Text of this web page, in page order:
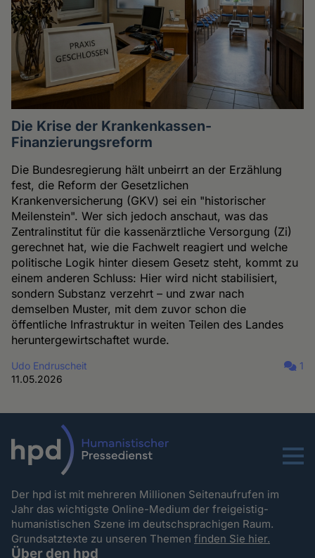
Die Krise der Krankenkassen-
Finanzierungsreform
Die Bundesregierung hält unbeirrt an der Erzählung
fest, die Reform der Gesetzlichen
Krankenversicherung (GKV) sei ein "historischer
Meilenstein". Wer sich jedoch anschaut, was das
Zentralinstitut für die kassenärztliche Versorgung (Zi)
gerechnet hat, wie die Fachwelt reagiert und welche
politische Logik hinter diesem Gesetz steht, kommt zu
einem anderen Schluss: Hier wird nicht stabilisiert,
sondern Substanz verzehrt – und zwar nach
demselben Muster, mit dem zuvor schon die
öffentliche Infrastruktur in weiten Teilen des Landes
heruntergewirtschaftet wurde.
Udo Endruscheit
11.05.2026
1
Menu
Der hpd ist mit mehreren Millionen Seitenaufrufen im
Jahr das wichtigste Online-Medium der freigeistig-
humanistischen Szene im deutschsprachigen Raum.
Grundsatztexte zu unseren Themenfinden Sie hier.
Über den hpd